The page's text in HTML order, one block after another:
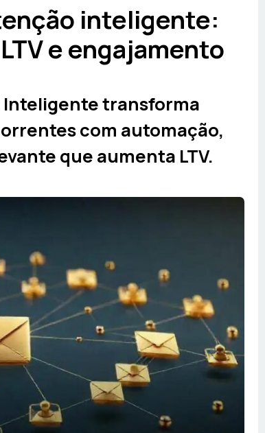
inteligente:
e engajamento
Inteligente transforma
com automação,
que aumenta LTV.